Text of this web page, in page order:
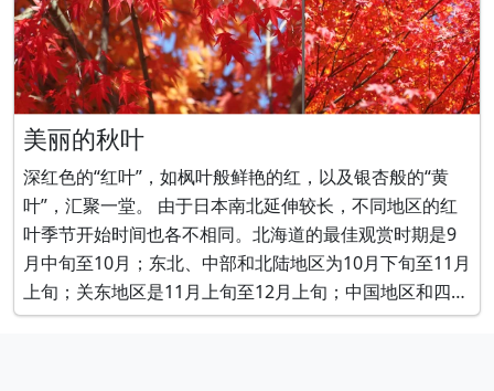
美丽的秋叶
深红色的“红叶”，如枫叶般鲜艳的红，以及银杏般的“黄
叶”，汇聚一堂。 由于日本南北延伸较长，不同地区的红
叶季节开始时间也各不相同。北海道的最佳观赏时期是9
月中旬至10月；东北、中部和北陆地区为10月下旬至11月
上旬；关东地区是11月上旬至12月上旬；中国地区和四国
地区为11月中旬至12月上旬；九州地区则在11月下旬至